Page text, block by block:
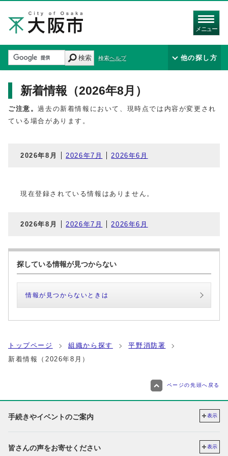
メニュー
検索 検索ヘルプ 他の探し方
新着情報（2026年8月）
ご注意。過去の新着情報において、現時点では内容が変更され
ている場合があります。
2026年8月 2026年7月 2026年6月
現在登録されている情報はありません。
2026年8月 2026年7月 2026年6月
探している情報が見つからない
情報が見つからないときは
トップページ 組織から探す
平野消防署
新着情報（2026年8月）
ページの先頭へ戻る
手続きやイベントのご案内 表示
皆さんの声をお寄せください 表示